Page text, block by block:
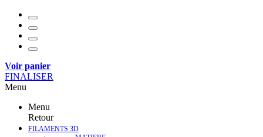
Voir panier
FINALISER
Menu
Menu
Retour
FILAMENTS 3D